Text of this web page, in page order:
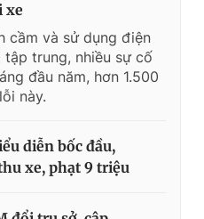
xe
cầm và sử dụng điện
trung, nhiều sự cố
đầu năm, hơn 1.500
này.
diễn bốc đầu,
xe, phạt 9 triệu